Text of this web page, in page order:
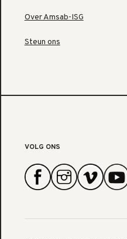
Over Amsab-ISG
Steun ons
VOLG ONS